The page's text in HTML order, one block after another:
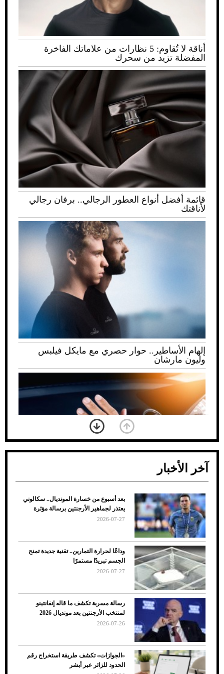
أناقة لا تُقاوم: 5 نظارات من علاماتك الفاخرة
المفضلة تزيد من سحرك
قائمة أفضل أنواع العطور الرجالي.. برفان رجالي
لأناقتك
إلهام الأساطير.. حوار حصري مع مايكل فيلبس
وليون مارشان
ضعف تبريد مكيف السيارة عند الوقوف.. أشهر
الأسباب والحلول
7 نصائح لاختيار لون البنطلون المناسب للقميص
الأسود
آخر الأخبار
بعد أسبوع من خسارة المونديال.. سكالوني
يعتذر لجماهير الأرجنتين برسالة مؤثرة
2026-07-27
وداعًا لحرارة التمارين.. تقنية جديدة تمنح
الجسم تبريدًا مستمرًا
2026-07-27
رسالة مسربة تكشف ما قاله إنفانتينو
لمنتخب الأرجنتين بعد مونديال 2026
2026-07-26
«الجوازات» تكشف طريقة استخراج رقم
الحدود للزائر عبر أبشر